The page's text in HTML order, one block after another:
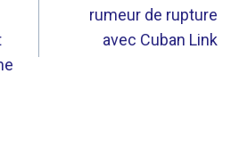
rumeur de rupture
avec Cuban Link